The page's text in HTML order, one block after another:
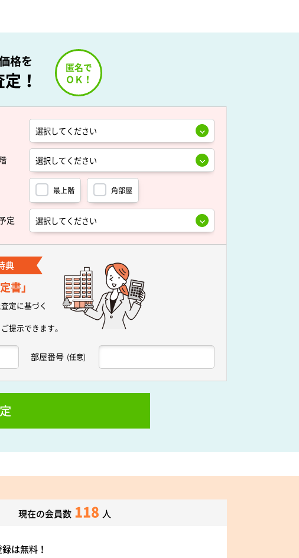
格を
！
最上階 角部屋
定
典
書」
定に基づく
提示できます。
部屋番号 (任意)
現在の会員数 118 人
は無料！